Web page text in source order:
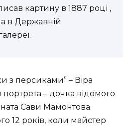
картину в 1887 році ,
в Державній
з персиками” – Віра
– дочка відомого
Сави Мамонтова.
12 років, коли майстер